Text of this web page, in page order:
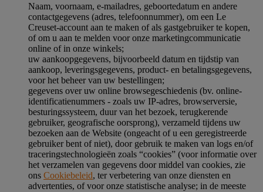
Naam, voornaam, e-mailadres, geboortedatum en andere
contactgegevens (adres, telefoonnummer), om een Le
Creuset-account aan te maken of als gastgebruiker te kopen,
of om u aan te melden voor onze marketingcommunicatie
online of in onze winkels;
uw aankoopgegevens, bijvoorbeeld datum en tijdstip van
aankoop, leveringsgegevens, product- en betalingsgegevens,
voor het beheer van uw bestellingen;
gegevens over uw online browsegeschiedenis (bv. online-
identificatienummers - zoals uw IP-adres, browserversie,
besturingssysteem, duur van het bezoek, terugkerende
gebruiker, geografische oorsprong), verzameld tijdens uw
bezoeken aan de Website (ongeacht of u een geregistreerde
gebruiker bent of niet), door gebruik te maken van logs en/of
traceringstechnologieën zoals “cookies” (voor informatie over
het verzamelen van gegevens door middel van cookies, zie
ons Cookiebeleid, ter verbetering van onze diensten en
advertenties, of voor onze statistische analyse; in de meeste